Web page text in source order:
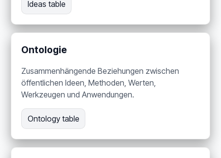
Ideas table
Ontologie
Zusammenhängende Beziehungen zwischen
öffentlichen Ideen, Methoden, Werten,
Werkzeugen und Anwendungen.
Ontology table